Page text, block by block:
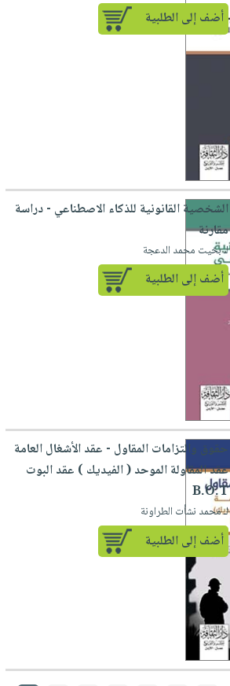
أضف إلى الطلبية
الشخصية القانونية للذكاء الاصطناعي - دراسة
مقارنة
لـ بخيت محمد الدعجة
أضف إلى الطلبية
حقوق والتزامات المقاول - عقد الأشغال العامة
عقد المقاولة الموحد ( الفيديك ) عقد البوت
B.O.T
لـ محمد نشأت الطراونة
أضف إلى الطلبية